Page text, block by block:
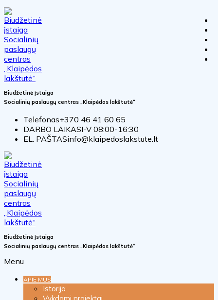
Biudžetinė įstaiga
Socialinių paslaugų centras „Klaipėdos lakštutė“
Telefonas+370 46 41 60 65
DARBO LAIKASI-V 08:00-16:30
EL. PAŠTASinfo@klaipedoslakstute.lt
Biudžetinė įstaiga
Socialinių paslaugų centras „Klaipėdos lakštutė“
Menu
APIE MUS
Istorija